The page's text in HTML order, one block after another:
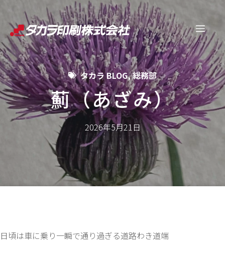
テ
ン
ツ
へ
ス
キ
メ
ニ
ュ
ー
タカラ BLOG,総務部
薊（あざみ）
2026年5月21日
日頃は車に乗り一瞬で通り過ぎる道路わき道端